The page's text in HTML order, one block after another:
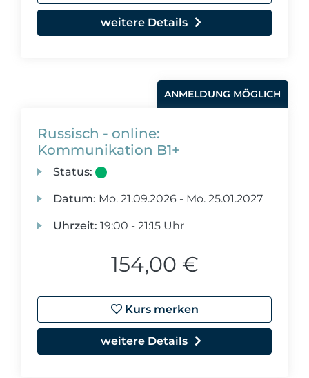
weitere Details
ANMELDUNG MÖGLICH
Russisch - online:
Kommunikation B1+
Status:
Datum: Mo. 21.09.2026 - Mo. 25.01.2027
Uhrzeit: 19:00 - 21:15 Uhr
154,00 €
Kurs merken
weitere Details